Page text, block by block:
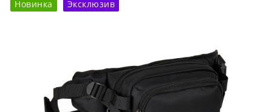
Новинка Эксклюзив